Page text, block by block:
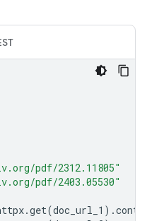
pdf/2312.11805"
pdf/2403.05530"
.get(doc_url_1 ) .